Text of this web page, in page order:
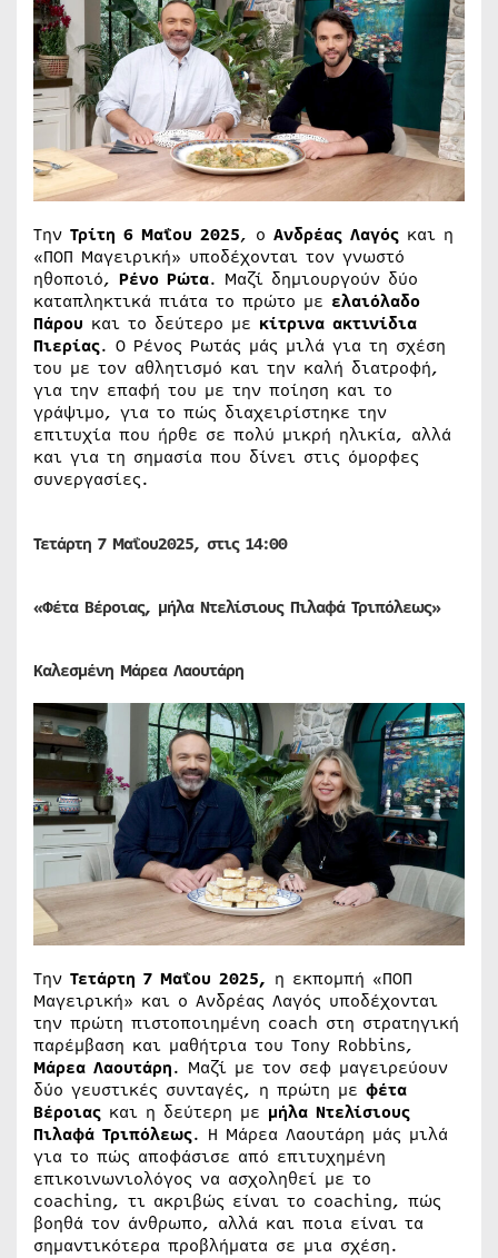
Την Τρίτη 6 Μαΐου 2025, ο Ανδρέας Λαγός και η
«ΠΟΠ Μαγειρική» υποδέχονται τον γνωστό
ηθοποιό, Ρένο Ρώτα. Μαζί δημιουργούν δύο
καταπληκτικά πιάτα το πρώτο με ελαιόλαδο
Πάρου και το δεύτερο με κίτρινα ακτινίδια
Πιερίας. Ο Ρένος Ρωτάς μάς μιλά για τη σχέση
του με τον αθλητισμό και την καλή διατροφή,
για την επαφή του με την ποίηση και το
γράψιμο, για το πώς διαχειρίστηκε την
επιτυχία που ήρθε σε πολύ μικρή ηλικία, αλλά
και για τη σημασία που δίνει στις όμορφες
συνεργασίες.
Τετάρτη 7 Μαΐου2025, στις 14:00
«Φέτα Βέροιας, μήλα Ντελίσιους Πιλαφά Τριπόλεως»
Καλεσμένη Μάρεα Λαουτάρη
Την Τετάρτη 7 Μαΐου 2025, η εκπομπή «ΠΟΠ
Μαγειρική» και ο Ανδρέας Λαγός υποδέχονται
την πρώτη πιστοποιημένη coach στη στρατηγική
παρέμβαση και μαθήτρια του Tony Robbins,
Μάρεα Λαουτάρη. Μαζί με τον σεφ μαγειρεύουν
δύο γευστικές συνταγές, η πρώτη με φέτα
Βέροιας και η δεύτερη με μήλα Ντελίσιους
Πιλαφά Τριπόλεως. Η Μάρεα Λαουτάρη μάς μιλά
για το πώς αποφάσισε από επιτυχημένη
επικοινωνιολόγος να ασχοληθεί με το
coaching, τι ακριβώς είναι το coaching, πώς
βοηθά τον άνθρωπο, αλλά και ποια είναι τα
σημαντικότερα προβλήματα σε μια σχέση.